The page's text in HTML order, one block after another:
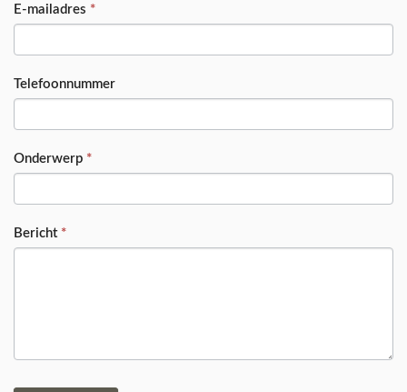
E-mailadres *
Telefoonnummer
Onderwerp *
Bericht *